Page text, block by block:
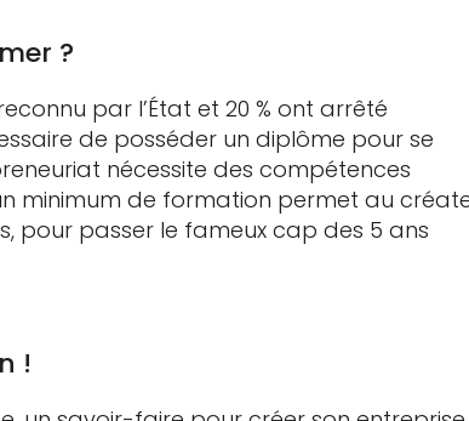
?
par l’État et 20 % ont arrêté
de posséder un diplôme pour se
nécessite des compétences
minimum de formation permet au
pour passer le fameux cap des 5 ans
!